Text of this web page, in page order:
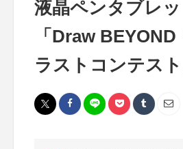
液晶ペンタブレッ
「Draw
ラストコンテス